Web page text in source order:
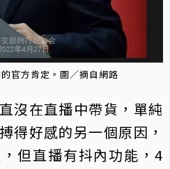
官方肯定。圖／摘自網路
沒在直播中帶貨，單純
得好感的另一個原因，
但直播有抖內功能，4